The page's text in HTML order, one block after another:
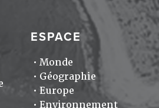
ESPACE
Monde
Géographie
Europe
Environnement